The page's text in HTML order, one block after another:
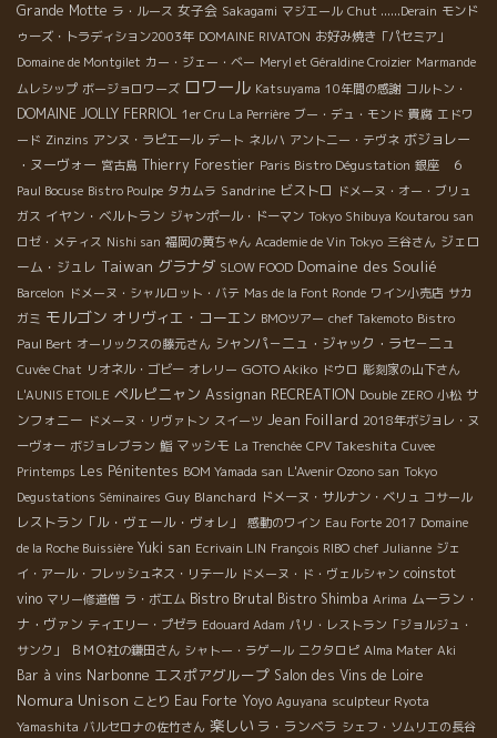
Grande Motte ラ・ルース 女子会 Sakagami マジエール Chut ......Derain モンド
ゥーズ・トラディション2003年 DOMAINE RIVATON お好み焼き「パセミア」
Domaine de Montgilet カー・ジェー・ベー Meryl et Géraldine Croizier Marmande
ムレシップ ボージョロワーズ ロワール Katsuyama 10年間の感謝 コルトン・
DOMAINE JOLLY FERRIOL 1er Cru La Perrière ブー・デュ・モンド 貴腐 エドワ
ード Zinzins アンヌ・ラピエール デート ネルハ アントニー・テヴネ ボジョレー
・ヌーヴォー 宮古島 Thierry Forestier Paris Bistro Dégustation 銀座 ６
Paul Bocuse Bistro Poulpe タカムラ Sandrine ビストロ ドメーヌ・オー・ブリュ
ガス イヤン・ベルトラン ジャンポール・ドーマン Tokyo Shibuya Koutarou san
ロゼ・メティス Nishi san 福岡の黄ちゃん Academie de Vin Tokyo 三谷さん ジェロ
ーム・ジュレ Taiwan グラナダ SLOW FOOD Domaine des Soulié
Barcelon ドメーヌ・シャルロット・バテ Mas de la Font Ronde ワイン小売店 サカ
ガミ モルゴン オリヴィエ・コーエン BMOツアー chef Takemoto Bistro
Paul Bert オーリックスの藤元さん シャンパ－ニュ・ジャック・ラセ－ニュ
Cuvée Chat リオネル・ゴビー オレリー GOTO Akiko ドウロ 彫刻家の山下さん
L'AUNIS ETOILE ペルピニャン Assignan RECREATION Double ZERO 小松 サ
ンフォニー ドメーヌ・リヴァトン スイーツ Jean Foillard 2018年ボジョレ・ヌ
ーヴォー ボジョレブラン 鮨 マッシモ La Trenchée CPV Takeshita Cuvee
Printemps Les Pénitentes BOM Yamada san L'Avenir Ozono san Tokyo
Degustations Séminaires Guy Blanchard ドメーヌ・サルナン・ベリュ コサール
レストラン「ル・ヴェール・ヴォレ」 感動のワイン Eau Forte 2017 Domaine
de la Roche Buissière Yuki san Ecrivain LIN François RIBO chef Julianne ジェ
イ・アール・フレッシュネス・リテール ドメーヌ・ド・ヴェルシャン coinstot
vino マリー修道僧 ラ・ボエム Bistro Brutal Bistro Shimba Arima ムーラン・
ナ・ヴァン ティエリー・プゼラ Edouard Adam パリ・レストラン「ジョルジュ・
サンク」
ＢＭＯ社の鎌田さん シャトー・ラゲール ニクタロピ Alma Mater Aki
Bar à vins Narbonne エスポアグループ Salon des Vins de Loire
Nomura Unison ことり Eau Forte Yoyo Aguyana sculpteur Ryota
Yamashita バルセロナの佐竹さん 楽しい ラ・ランベラ シェフ・ソムリエの長谷